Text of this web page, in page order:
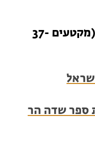
(מקטעים 37-
ספר שדה הר